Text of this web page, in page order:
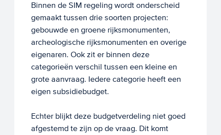
Binnen de SIM regeling wordt onderscheid
gemaakt tussen drie soorten projecten:
gebouwde en groene rijksmonumenten,
archeologische rijksmonumenten en overige
eigenaren. Ook zit er binnen deze
categorieën verschil tussen een kleine en
grote aanvraag. Iedere categorie heeft een
eigen subsidiebudget.
Echter blijkt deze budgetverdeling niet goed
afgestemd te zijn op de vraag. Dit komt